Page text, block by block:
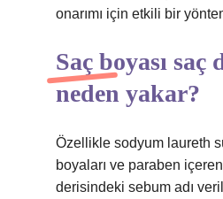
onarımı için etkili bir
Saç boyası
neden yakar?
Özellikle sodyum laureth
boyaları ve paraben
derisindeki sebum adı